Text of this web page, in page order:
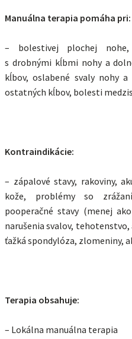
Manuálna terapia pomáha pri:
– bolestivej plochej
s drobnými kĺbmi nohy a
kĺbov, oslabené svaly nohy
ostatných kĺbov, bolesti
Kontraindikácie:
– zápalové stavy, rakoviny,
kože, problémy so
pooperačné stavy (menej
narušenia svalov,
ťažká spondylóza, zlomeniny,
Terapia obsahuje:
– Lokálna manuálna terapia